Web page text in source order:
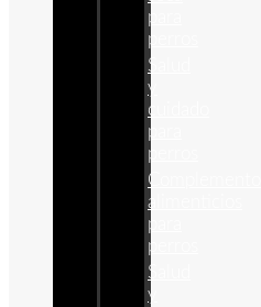
para
perros
Salud
y
cuidado
para
perros
Complementos
alimenticios
para
perros
Salud
y